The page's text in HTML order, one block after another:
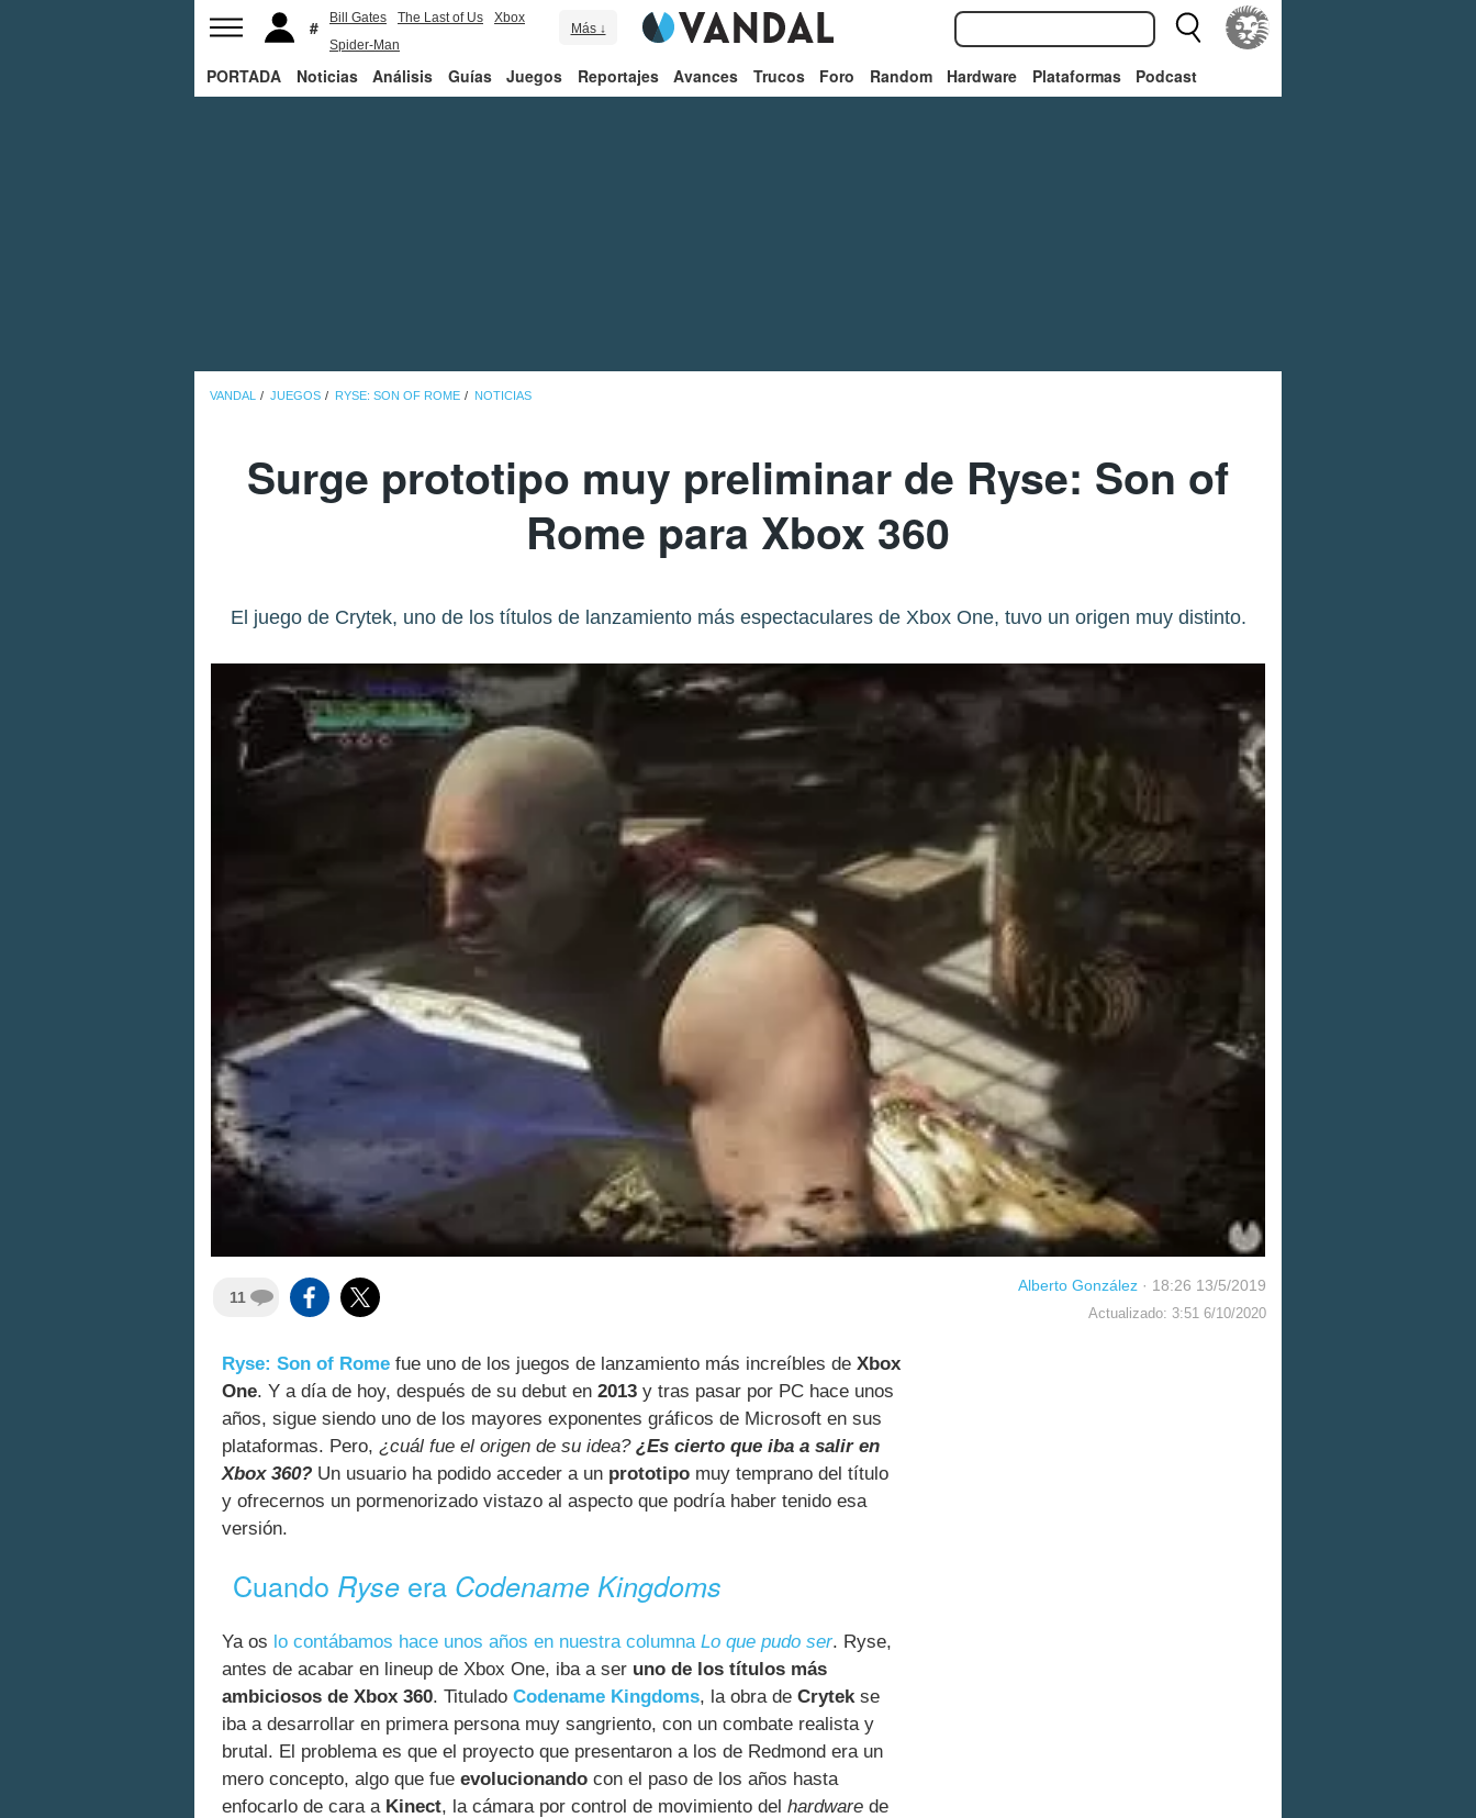
Bill Gates The Last of Us
Xbox
Spider-Man
Más ↓
PORTADA Noticias Análisis Guías Juegos Reportajes Avances Trucos Foro Random Hardware Plataformas Podcast
VANDAL JUEGOS RYSE: SON OF ROME NOTICIAS
Surge prototipo muy preliminar de Ryse: Son of
Rome para Xbox 360
El juego de Crytek, uno de los títulos de lanzamiento más espectaculares de Xbox One, tuvo un origen muy distinto.
11
Alberto González · 18:26 13/5/2019
Actualizado: 3:51 6/10/2020
Ryse: Son of Rome fue uno de los juegos de lanzamiento más increíbles de Xbox
One. Y a día de hoy, después de su debut en 2013 y tras pasar por PC hace unos
años, sigue siendo uno de los mayores exponentes gráficos de Microsoft en sus
plataformas. Pero, ¿cuál fue el origen de su idea?¿Es cierto que iba a salir en
Xbox 360? Un usuario ha podido acceder a un prototipo muy temprano del título
y ofrecernos un pormenorizado vistazo al aspecto que podría haber tenido esa
versión.
Cuando Ryse era Codename Kingdoms
Ya os lo contábamos hace unos años en nuestra columna Lo que pudo ser. Ryse,
antes de acabar en lineup de Xbox One, iba a ser uno de los títulos más
ambiciosos de Xbox 360. Titulado Codename Kingdoms, la obra de Crytek se
iba a desarrollar en primera persona muy sangriento, con un combate realista y
brutal. El problema es que el proyecto que presentaron a los de Redmond era un
mero concepto, algo que fue evolucionando con el paso de los años hasta
enfocarlo de cara a Kinect, la cámara por control de movimiento del hardware de